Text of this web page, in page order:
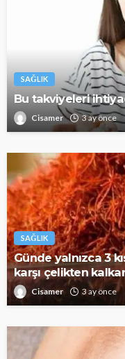
SAĞLIK
Bu takviyeleri
Cisamer 3 ay önce
SAĞLIK
Günde yalnızca 3
karşı çelikten
Cisamer 3 ay önce